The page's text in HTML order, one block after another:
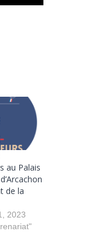
au Palais
de la
2023